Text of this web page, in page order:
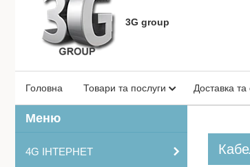
3G group
Головна Товари та послуги Доставка та
4G ІНТЕРНЕТ